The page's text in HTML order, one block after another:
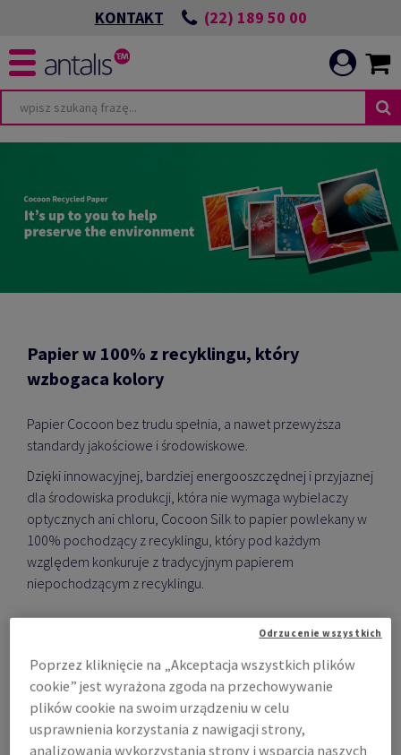
KONTAKT (22) 189 50 00
Papier w 100% z recyklingu, który
wzbogaca kolory
Papier Cocoon bez trudu spełnia, a nawet przewyższa
standardy jakościowe i środowiskowe.
Dzięki innowacyjnej, bardziej energooszczędnej i przyjaznej
dla środowiska produkcji, która nie wymaga wybielaczy
optycznych ani chloru, Cocoon Silk to papier powlekany w
100% pochodzący z recyklingu, który pod każdym
względem konkuruje z tradycyjnym papierem
niepochodzącym z recyklingu.
Kup Cocoon
Poprzez kliknięcie na „Akceptacja wszystkich plików
cookie” jest wyrażona zgoda na przechowywanie
plików cookie na swoim urządzeniu w celu
usprawnienia korzystania z nawigacji strony,
analizowania wykorzystania strony i wsparcia naszych
Odrzucenie wszystkich